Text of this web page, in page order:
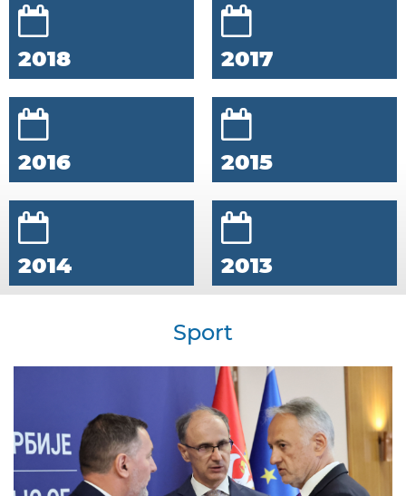
2018 2017
2016 2015
2014 2013
Sport